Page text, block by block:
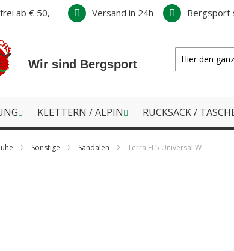
ab € 50,- Versand in 24h Bergsport
Wir sind Bergsport
KLETTERN / ALPIN RUCKSACK /
Sonstige Sandalen Terra FI 5 Universal W